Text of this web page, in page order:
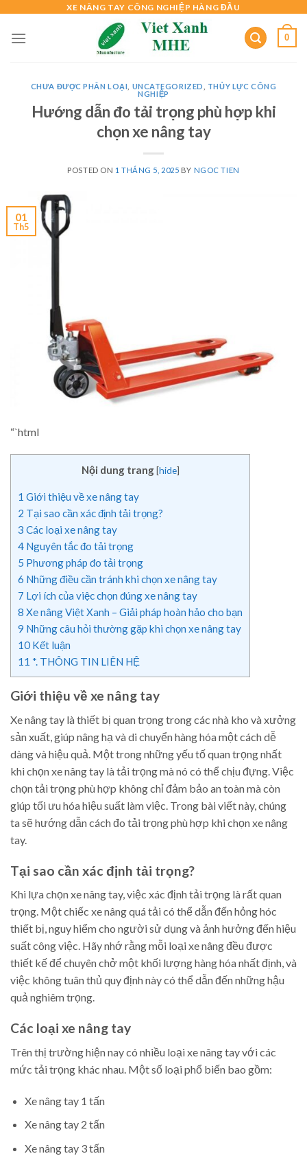
content
XE NÂNG TAY CÔNG NGHIỆP HÀNG ĐẦU
0
CHƯA ĐƯỢC PHÂN LOẠI UNCATEGORIZED
THỦY LỰC CÔNG
NGHIỆP
Hướng dẫn đo tải trọng phù hợp khi
chọn xe nâng tay
POSTED ON 1 THÁNG 5, 2025 BY NGOC TIEN
01
Th5
“`html
Nội dung trang [hide]
1 Giới thiệu về xe nâng tay
2 Tại sao cần xác định tải trọng?
3 Các loại xe nâng tay
4 Nguyên tắc đo tải trọng
5 Phương pháp đo tải trọng
6 Những điều cần tránh khi chọn xe nâng tay
7 Lợi ích của việc chọn đúng xe nâng tay
8 Xe nâng Việt Xanh – Giải pháp hoàn hảo cho bạn
9 Những câu hỏi thường gặp khi chọn xe nâng tay
10 Kết luận
11 *. THÔNG TIN LIÊN HỆ
Giới thiệu về xe nâng tay
Xe nâng tay là thiết bị quan trọng trong các nhà kho và xưởng
sản xuất, giúp nâng hạ và di chuyển hàng hóa một cách dễ
dàng và hiệu quả. Một trong những yếu tố quan trọng nhất
khi chọn xe nâng tay là tải trọng mà nó có thể chịu đựng. Việc
chọn tải trọng phù hợp không chỉ đảm bảo an toàn mà còn
giúp tối ưu hóa hiệu suất làm việc. Trong bài viết này, chúng
ta sẽ hướng dẫn cách đo tải trọng phù hợp khi chọn xe nâng
tay.
Tại sao cần xác định tải trọng?
Khi lựa chọn xe nâng tay, việc xác định tải trọng là rất quan
trọng. Một chiếc xe nâng quá tải có thể dẫn đến hỏng hóc
thiết bị, nguy hiểm cho người sử dụng và ảnh hưởng đến hiệu
suất công việc. Hãy nhớ rằng mỗi loại xe nâng đều được
thiết kế để chuyên chở một khối lượng hàng hóa nhất định, và
việc không tuân thủ quy định này có thể dẫn đến những hậu
quả nghiêm trọng.
Các loại xe nâng tay
Trên thị trường hiện nay có nhiều loại xe nâng tay với các
mức tải trọng khác nhau. Một số loại phổ biến bao gồm:
Xe nâng tay 1 tấn
Xe nâng tay 2 tấn
Xe nâng tay 3 tấn